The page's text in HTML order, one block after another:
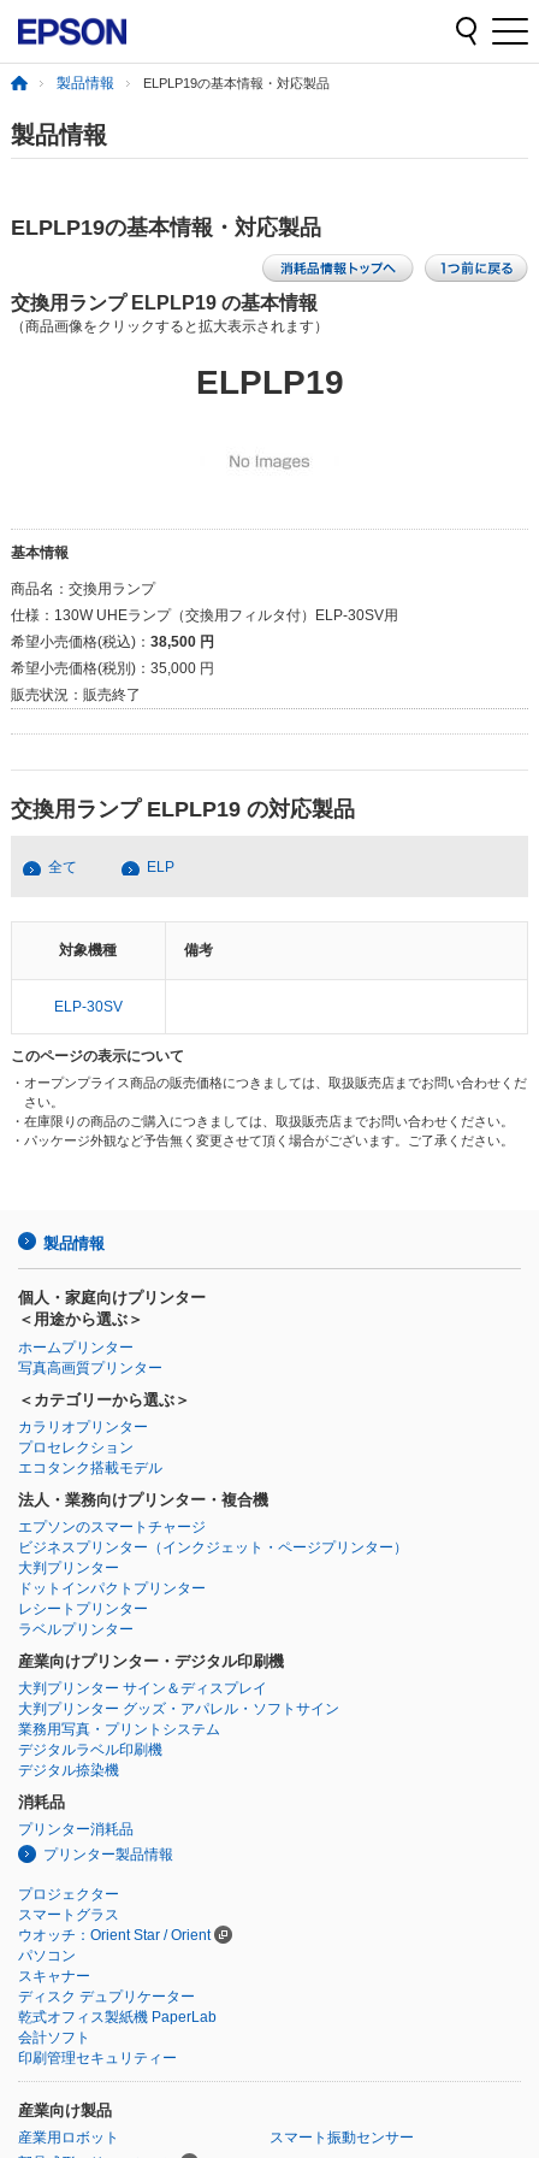
製品情報 ELPLP19の基本情報・対応製品
製品情報
ELPLP19の基本情報・対応製品
交換用ランプ ELPLP19 の基本情報
（商品画像をクリックすると拡大表示されます）
ELPLP19
基本情報
商品名： 交換用ランプ
仕様： 130W UHEランプ（交換用フィルタ付）ELP-30SV用
希望小売価格(税込)： 38,500 円
希望小売価格(税別)： 35,000 円
販売状況： 販売終了
交換用ランプ ELPLP19 の対応製品
全て ELP
対象機種 備考
ELP-30SV
このページの表示について
・オープンプライス商品の販売価格につきましては、取扱販売店までお問い合わせくだ
さい。
・在庫限りの商品のご購入につきましては、取扱販売店までお問い合わせください。
・パッケージ外観など予告無く変更させて頂く場合がございます。ご了承ください。
製品情報
個人・家庭向けプリンター
＜用途から選ぶ＞
ホームプリンター
写真高画質プリンター
＜カテゴリーから選ぶ＞
カラリオプリンター
プロセレクション
エコタンク搭載モデル
法人・業務向けプリンター・複合機
エプソンのスマートチャージ
ビジネスプリンター （インクジェット・ページプリンター）
大判プリンター
ドットインパクトプリンター
レシートプリンター
ラベルプリンター
産業向けプリンター・デジタル印刷機
大判プリンター サイン＆ディスプレイ
大判プリンター グッズ・アパレル・ソフトサイン
業務用写真・プリントシステム
デジタルラベル印刷機
デジタル捺染機
消耗品
プリンター消耗品
プリンター製品情報
プロジェクター
スマートグラス
ウオッチ：Orient Star / Orient
パソコン
スキャナー
ディスク デュプリケーター
乾式オフィス製紙機 PaperLab
会計ソフト
印刷管理セキュリティー
産業向け製品
産業用ロボット
スマート振動センサー